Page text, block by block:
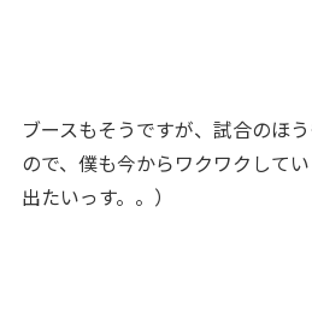
ブースもそうですが、試合のほ
ので、僕も今からワクワクして
出たいっす。。）